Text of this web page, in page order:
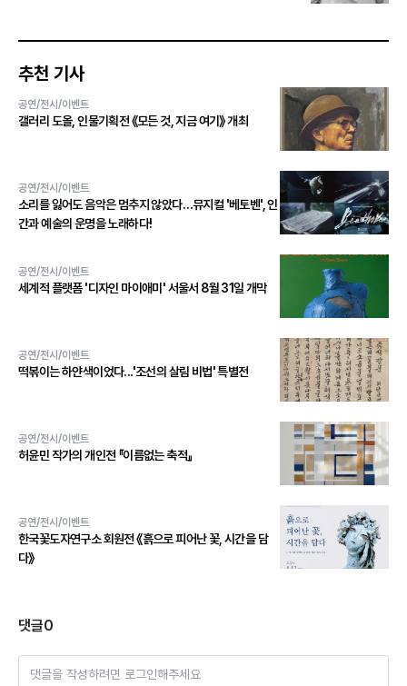
추천 기사
공연/전시/이벤트
갤러리 도올, 인물기획전 《모든 것, 지금 여기》 개최
공연/전시/이벤트
소리를 잃어도 음악은 멈추지 않았다…뮤지컬 '베토벤', 인
간과 예술의 운명을 노래하다!
공연/전시/이벤트
세계적 플랫폼 '디자인 마이애미' 서울서 8월 31일 개막
공연/전시/이벤트
떡볶이는 하얀색이었다...'조선의 살림 비법' 특별전
공연/전시/이벤트
허윤민 작가의 개인전 『이름없는 축적』
공연/전시/이벤트
한국꽃도자연구소 회원전 《흙으로 피어난 꽃, 시간을 담
다》
댓글0
댓글을 작성하려면 로그인해주세요